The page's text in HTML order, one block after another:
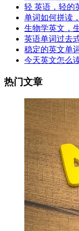
轻 英语，轻的
单词如何拼读
生物学英文，
英语单词过去
稳定的英文单
今天英文怎么
热门文章